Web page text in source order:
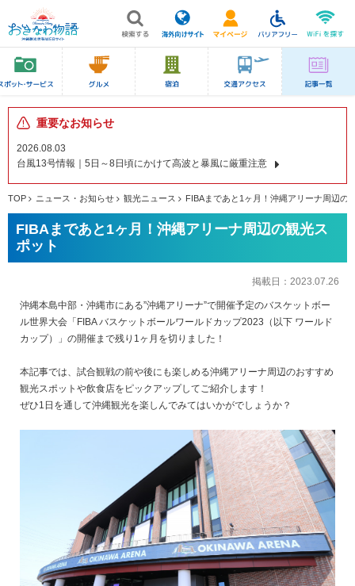
重要なお知らせ
2026.08.03
台風13号情報｜5日～8日頃にかけて高波と暴風に厳重注意
TOP ニュース・お知らせ 観光ニュース FIBAまであと1ヶ月！沖縄アリーナ周辺の
FIBAまであと1ヶ月！沖縄アリーナ周辺の観光ス
ポット
掲載日： 2023.07.26
沖縄本島中部・沖縄市にある”沖縄アリーナ”で開催予定のバスケットボー
ル世界大会「FIBA バスケットボールワールドカップ2023（以下 ワールド
カップ）」の開催まで残り1ヶ月を切りました！
本記事では、試合観戦の前や後にも楽しめる沖縄アリーナ周辺のおすすめ
観光スポットや飲食店をピックアップしてご紹介します！
ぜひ1日を通して沖縄観光を楽しんでみてはいかがでしょうか？